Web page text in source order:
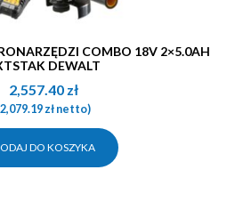
DEWALT
2,557.40 zł
2,079.19złnetto)
DO KOSZYKA